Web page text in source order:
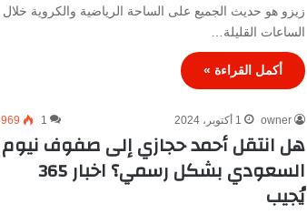
زيزو هو حديث الجميع على الساحة الرياضية والكروية خلال
الساعات القليلة…
أكمل القراءة »
owner 1 أكتوبر، 2024 1
969
هل انتقل أحمد حجازي إلى صفوف نيوم
السعودي بشكل رسمي؟ اخبار 365
يُجيب